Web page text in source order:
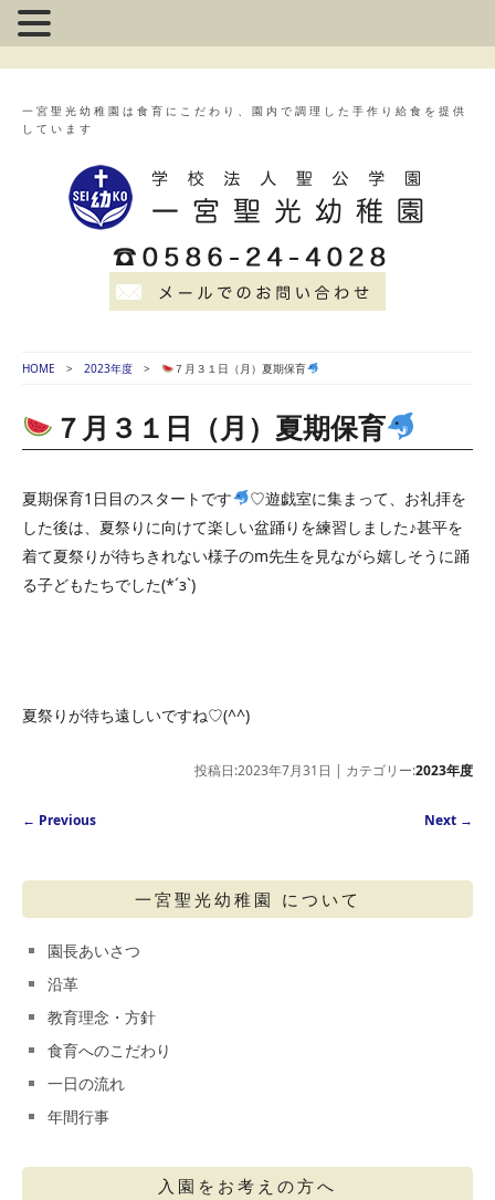
一宮聖光幼稚園は食育にこだわり、園内で調理した手作り給食を提供
しています
HOME 2023年度 ７月３１日（月）夏期保育
７月３１日（月）夏期保育
夏期保育1日目のスタートです
♡遊戯室に集まって、お礼拝を
した後は、夏祭りに向けて楽しい盆踊りを練習しました♪甚平を
着て夏祭りが待ちきれない様子のm先生を見ながら嬉しそうに踊
る子どもたちでした(*´з`)
夏祭りが待ち遠しいですね♡(^^)
投稿日:2023年7月31日 | カテゴリー:2023年度
Post navigation
← Previous Next →
一宮聖光幼稚園 について
園長あいさつ
沿革
教育理念・方針
食育へのこだわり
一日の流れ
年間行事
入園をお考えの方へ